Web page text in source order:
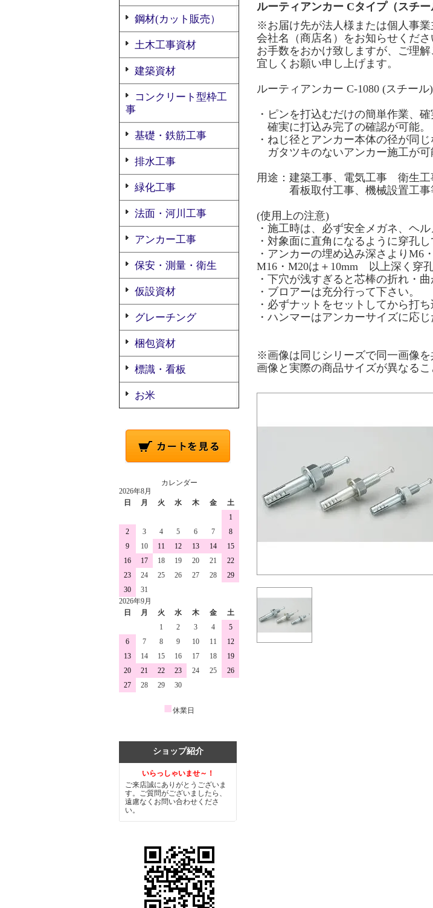
鋼材(カット販売）
土木工事資材
建築資材
コンクリート型枠工
事
基礎・鉄筋工事
排水工事
緑化工事
法面・河川工事
アンカー工事
保安・測量・衛生
仮設資材
グレーチング
梱包資材
標識・看板
お米
カレンダー
2026年8月
日
月 火 水 木 金
土
1
2
3 4 5 6 7
8
9
10 11 12 13 14
15
16
17 18 19 20 21
22
23
24 25 26 27 28
29
30
31
2026年9月
日
月 火 水 木 金
土
1
2 3 4
5
6
7 8 9 10 11
12
13
14 15 16 17 18
19
20
21 22 23 24 25
26
27
28 29 30
■休業日
ショップ紹介
いらっしゃいませ～！
ご来店誠にありがとうございま
す。ご質問がございましたら、
遠慮なくお問い合わせくださ
い。
ルーティアンカー Cタイプ（スチ
※お届け先が法人様または個人事業
会社名（商店名）をお知らせくださ
お手数をおかけ致しますが、ご理解
宜しくお願い申し上げます。
ルーティアンカー C-1080 (スチール)
・ピンを打込むだけの簡単作業、
確実に打込み完了の確認が可能。
・ねじ径とアンカー本体の径が同
ガタツキのないアンカー施工が可
用途：建築工事、電気工事 衛生工
看板取付工事、機械設置工事
(使用上の注意)
・施工時は、必ず安全メガネ、ヘ
・対象面に直角になるように穿孔し
・アンカーの埋め込み深さよりM6
M16・M20は＋10mm 以上深く穿孔
・下穴が浅すぎると芯棒の折れ・
・ブロアーは充分行って下さい。
・必ずナットをセットしてから打ち
・ハンマーはアンカーサイズに応
※画像は同じシリーズで同一画像
画像と実際の商品サイズが異なるこ